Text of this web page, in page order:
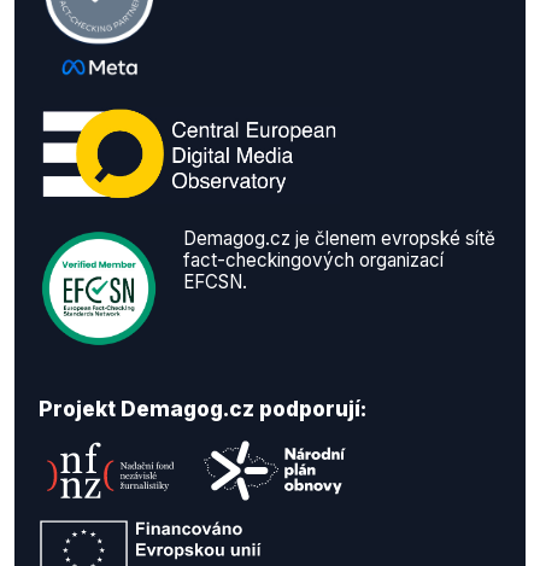
Demagog.cz je členem evropské sítě
fact-checkingových organizací
EFCSN.
Projekt Demagog.cz podporují: